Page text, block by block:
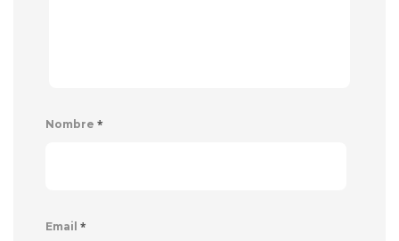
Nombre *
Email *